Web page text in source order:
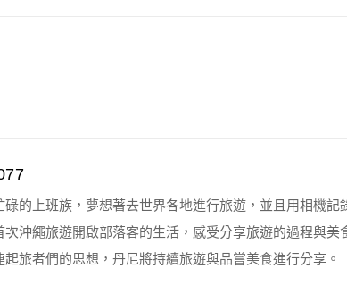
碌的上班族，夢想著去世界各地進行旅遊，並且用相機記
次沖繩旅遊開啟部落客的生活，感受分享旅遊的過程與美
起旅者們的思想，丹尼將持續旅遊與品嘗美食進行分享。